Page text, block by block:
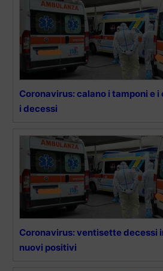
Coronavirus: calano i tamponi e
i decessi
Coronavirus: ventisette decessi
nuovi positivi